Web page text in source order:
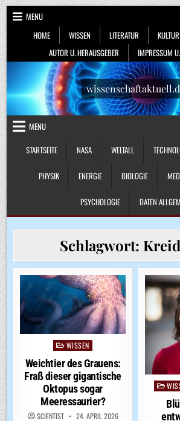
Skip
to
content
MENU
HOME
WISSEN LITERATUR KULTUR
AUTOR U. HERAUSGEBER
IMPRESSUM
MENU
STARTSEITE
NASA WELTALL
PHYSIK ENERGIE BIOLOGIE
PSYCHOLOGIE DATEN
Schlagwort:
Posted
in
WISSEN
Weichtier des Grauens:
Fraß dieser gigantische
Oktopus sogar
Meeressaurier?
SCIENTIST 24. APRIL 2026
Posted